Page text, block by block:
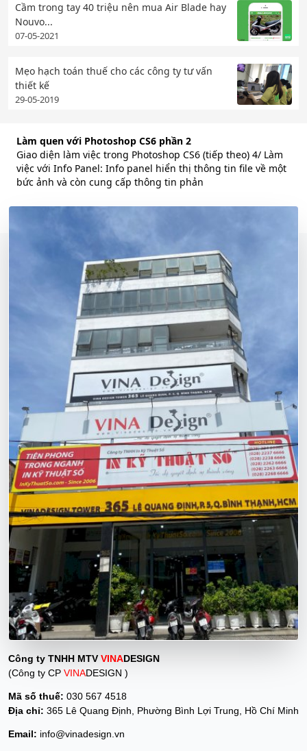
Cầm trong tay 40 triệu nên mua Air Blade hay
Nouvo...
07-05-2021
Mẹo hạch toán thuế cho các công ty tư vấn
thiết kế
29-05-2019
Làm quen với Photoshop CS6 phần 2
Giao diện làm việc trong Photoshop CS6 (tiếp theo) 4/ Làm
việc với Info Panel: Info panel hiển thị thông tin file về một
bức ảnh và còn cung cấp thông tin phản
Công ty TNHH MTVVINADESIGN
(Công ty CP VINADESIGN )
Mã số thuế: 030 567 4518
Địa chỉ: 365 Lê Quang Định, Phường Bình Lợi Trung, Hồ Chí Minh
Email: info@vinadesign.vn